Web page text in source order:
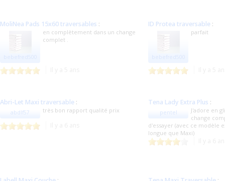
MoliNea Pads 15x60 traversables :
en complètement dans un change
complet .
ID Protea traversable :
parfait
Abri-Let Maxi traversable :
abdlf57 très bon rapport qualité prix
Tena Lady Extra Plus :
pentel
J'adore en
change
d'essayer (avec ce modèle
longue que Maxi)